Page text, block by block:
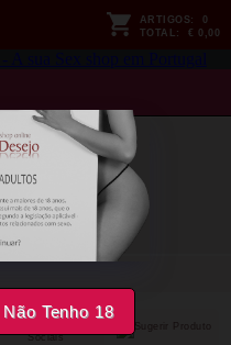
Não Tenho 18
ARTIGOS:
0
TOTAL: € 0,00
BRUMA -
HOT OIL
- 100 ML